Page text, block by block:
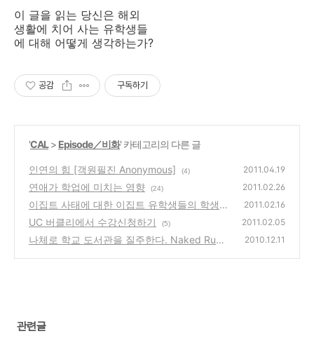
이 글을 읽는 당신은 해외
생활에 치어 사는 유학생들
에 대해 어떻게 생각하는가?
공감 구독하기
'CAL> Episode／비화' 카테고리의 다른 글
인연의 힘 [객원필진 Anonymous] (4) 2011.04.19
연애가 학업에 미치는 영향 (24) 2011.02.26
이집트 사태에 대한 이집트 유학생들의 학생
시위 - 한인 유학생들도 할 수 있을까?
2011.02.16
UC 버클리에서 수강신청하기 (5) 2011.02.05
나체로 학교 도서관을 질주한다. Naked Run 2010.12.11
관련글